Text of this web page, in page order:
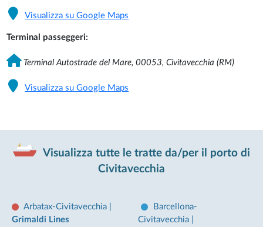
Visualizza su Google Maps
Terminal passeggeri:
Terminal Autostrade del Mare, 00053, Civitavecchia (RM)
Visualizza su Google Maps
Visualizza tutte le tratte da/per il porto di
Civitavecchia
Arbatax-Civitavecchia
Grimaldi Lines
Barcellona-
Civitavecchia